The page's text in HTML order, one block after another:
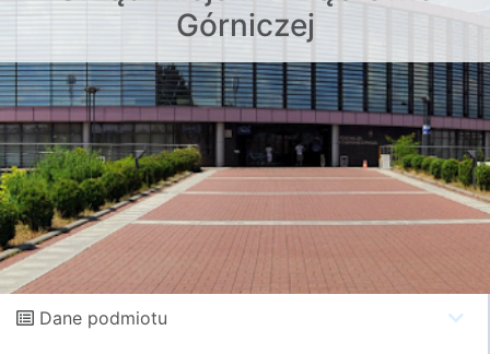
Górniczej
Dane podmiotu